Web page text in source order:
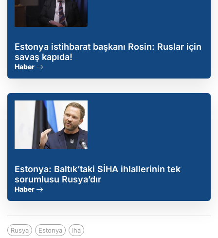
Estonya istihbarat başkanı Rosin: Ruslar için
savaş kapıda!
Haber
Estonya: Baltık’taki SİHA ihlallerinin tek
sorumlusu Rusya’dır
Haber
Rusya Estonya Iha